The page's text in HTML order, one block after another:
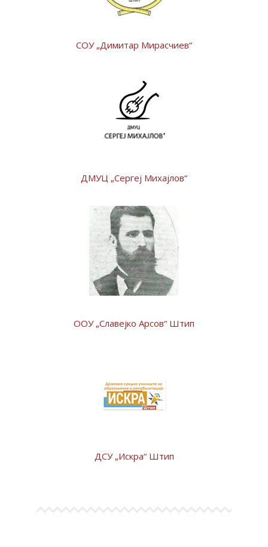
СОУ „Димитар Мирасчиев“
ДМУЦ „Сергеј Михајлов“
ООУ „Славејко Арсов“ Штип
ДСУ „Искра“ Штип